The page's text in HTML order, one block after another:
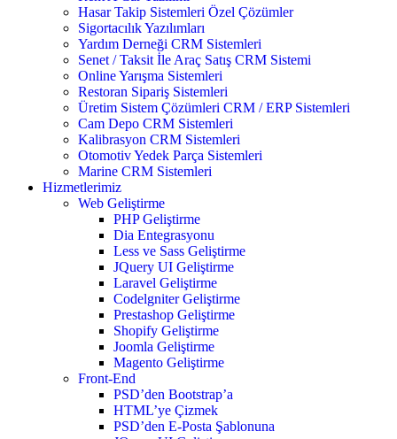
Hasar Takip Sistemleri Özel Çözümler
Sigortacılık Yazılımları
Yardım Derneği CRM Sistemleri
Senet / Taksit İle Araç Satış CRM Sistemi
Online Yarışma Sistemleri
Restoran Sipariş Sistemleri
Üretim Sistem Çözümleri CRM / ERP Sistemleri
Cam Depo CRM Sistemleri
Kalibrasyon CRM Sistemleri
Otomotiv Yedek Parça Sistemleri
Marine CRM Sistemleri
Hizmetlerimiz
Web Geliştirme
PHP Geliştirme
Dia Entegrasyonu
Less ve Sass Geliştirme
JQuery UI Geliştirme
Laravel Geliştirme
Codelgniter Geliştirme
Prestashop Geliştirme
Shopify Geliştirme
Joomla Geliştirme
Magento Geliştirme
Front-End
PSD’den Bootstrap’a
HTML’ye Çizmek
PSD’den E-Posta Şablonuna